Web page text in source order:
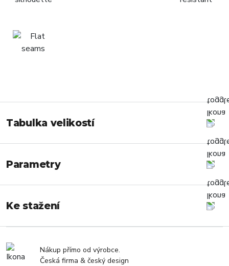
Tabulka velikostí
Parametry
Ke stažení
Nákup přímo od výrobce.
Česká firma & český design